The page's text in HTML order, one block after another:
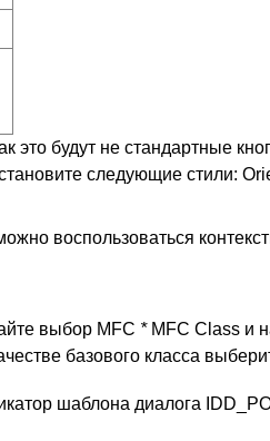
это будут не стандартные
следующие стили:
воспользоваться
выбор MFC * MFC Class и
базового класса
шаблона диалога